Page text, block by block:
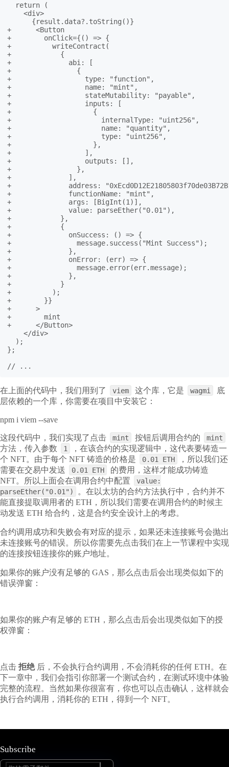
  return (
    <div>
      {result.data?.toString()}
+      <Button
+        onClick={() => {
+          writeContract(
+            {
+              abi: [
+                {
+                  type: "function",
+                  name: "mint",
+                  stateMutability: "payable",
+                  inputs: [
+                    {
+                      internalType: "uint256",
+                      name: "quantity",
+                      type: "uint256",
+                    },
+                  ],
+                  outputs: [],
+                },
+              ],
+              address:
+              functionName: "mint",
+              args: [BigInt(1)],
+              value: parseEther("0.01"),
+            },
+            {
+              onSuccess: () => {
+                message.success("Mint Success");
+              },
+              onError: (err) => {
+                message.error(err.message);
+              },
+            }
+          );
+        }}
+      >
+        mint
+      </Button>
    </div>
  );
};
// ...
在上面的代码中，我们用到了 viem 这个库，它是 wagmi
底
层依赖的一个库，你需要在项目中安装它：
npm i viem --save
这段代码中，我们实现了点击 mint 按钮后调用合约的 mint
方法，传入参数 1
，在该合约的实现逻辑中，这代表要铸造一
个 NFT。由于每个 NFT 铸造的价格是
0.01 ETH
，所以我们还
需要在交易中发送
0.01 ETH
的费用，这样才能成功铸造
NFT。所以上面会在调用合约中配置
value:
parseEther("0.01")
。在以太坊的合约方法执行中，合约并不
能直接提取调用者的 ETH，所以我们需要在调用合约的时候主
动发送 ETH 给合约，这是合约安全设计上的考虑。
合约调用成功和失败会有对应的提示，如果还未连接账号会抛出
未连接账号的错误。所以你需要先点击我们在上一节课程中实现
的连接按钮连接你的账户地址。
如果你的账户没有足够的 GAS，那么点击后会出现类似如下的
错误弹窗：
如果你的账户有足够的 ETH，那么点击后会出现类似如下的授
权弹窗：
点击 拒绝后，不会执行合约调用，不会消耗你的任何 ETH。在
下一章中，我们会指引你部署一个测试合约，在测试环境中体验
完整的流程。当然如果你很富有，你也可以点击确认，这样就会
执行合约调用，消耗你的 ETH，得到一个 NFT。
Subscribe